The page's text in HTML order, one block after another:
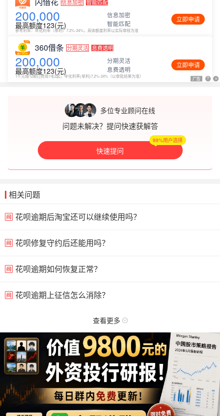
广告 ? x
信息加密 智能匹配
200,000
最高额度123(元)
信息加密
智能匹配
立即申请
参考利率：年化利率（单利）7.2%-24%，具体额度利率以实际审核为准
360借条 分期灵活 息费透明
200,000
最高额度123(元)
分期灵活
息费透明
立即申请
1千元借12期日费用1毛2起，年化利率(单利)7.2%-24%（以审批结果为准） 广告 ? x
多位专业顾问在线
问题未解决？提问快速获解答
快速提问
99%用户选择
相关问题
花呗逾期后淘宝还可以继续使用吗？
花呗修复守约后还能用吗？
花呗逾期如何恢复正常？
花呗逾期上征信怎么消除？
查看更多